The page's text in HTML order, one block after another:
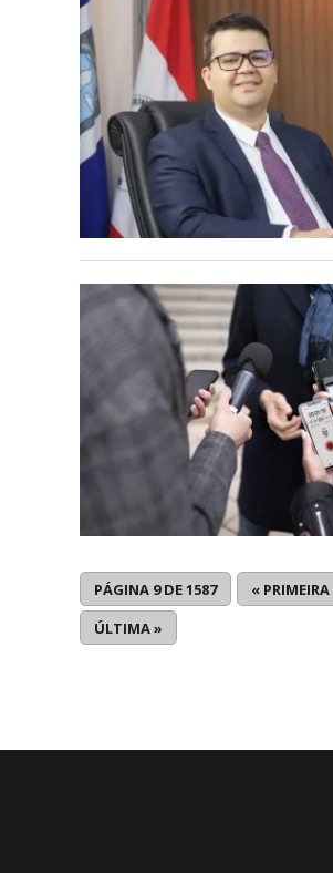
PÁGINA 9 DE 1587 « PRIMEIRA
ÚLTIMA »